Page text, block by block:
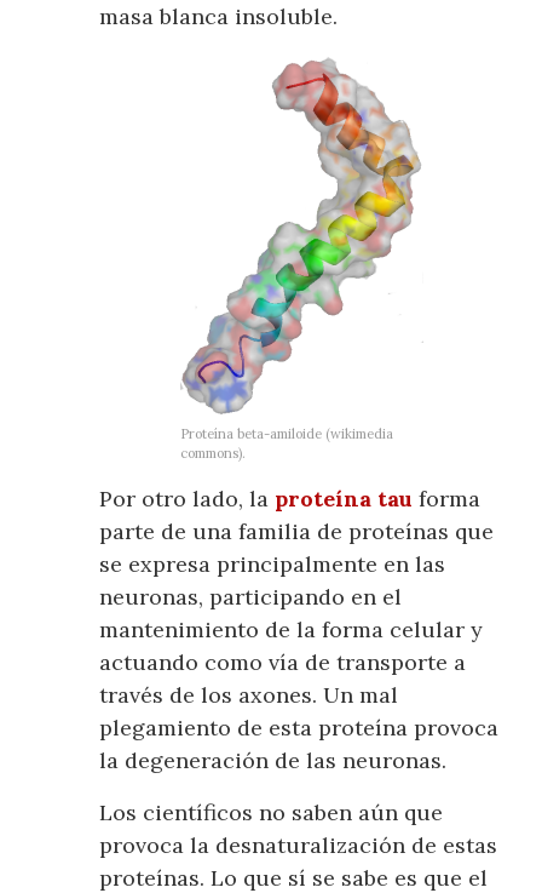
masa blanca insoluble.
Proteína beta-amiloide (wikimedia
commons).
Por otro lado, la proteína tau forma
parte de una familia de proteínas que
se expresa principalmente en las
neuronas, participando en el
mantenimiento de la forma celular y
actuando como vía de transporte a
través de los axones. Un mal
plegamiento de esta proteína provoca
la degeneración de las neuronas.
Los científicos no saben aún que
provoca la desnaturalización de estas
proteínas. Lo que sí se sabe es que el